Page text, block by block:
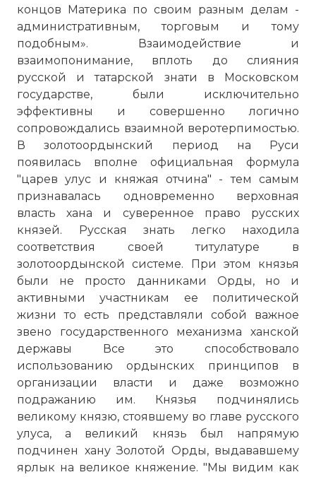
концов Материка по своим разным делам -
административным, торговым и тому
подобным». Взаимодействие и
взаимопонимание, вплоть до слияния
русской и татарской знати в Московском
государстве, были исключительно
эффективны и совершенно логично
сопровождались взаимной веротерпимостью.
В золотоордынский период на Руси
появилась вполне официальная формула
"царев улус и княжая отчина" - тем самым
признавалась одновременно верховная
власть хана и суверенное право русских
князей. Русская знать легко находила
соответствия своей титулатуре в
золотоордынской системе. При этом князья
были не просто данниками Орды, но и
активными участникам ее политической
жизни то есть представляли собой важное
звено государственного механизма ханской
державы Все это способствовало
использованию ордынских принципов в
организации власти и даже возможно
подражанию им. Князья подчинялись
великому князю, стоявшему во главе русского
улуса, а великий князь был напрямую
подчинен хану Золотой Орды, выдававшему
ярлык на великое княжение. "Мы видим как